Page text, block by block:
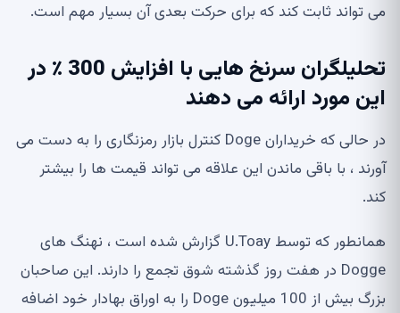
می تواند ثابت کند که برای حرکت بعدی آن بسیار مهم است.
تحلیلگران سرنخ هایی با افزایش 300 ٪ در
این مورد ارائه می دهند
در حالی که خریداران Doge کنترل بازار رمزنگاری را به دست می
آورند ، با باقی ماندن این علاقه می تواند قیمت ها را بیشتر
کند.
همانطور که توسط U.Toay گزارش شده است ، نهنگ های
Dogge در هفت روز گذشته شوق تجمع را دارند. این صاحبان
بزرگ بیش از 100 میلیون Doge را به اوراق بهادار خود اضافه